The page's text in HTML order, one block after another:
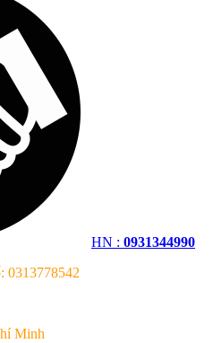
HN : 0931344990
0313778542
Minh